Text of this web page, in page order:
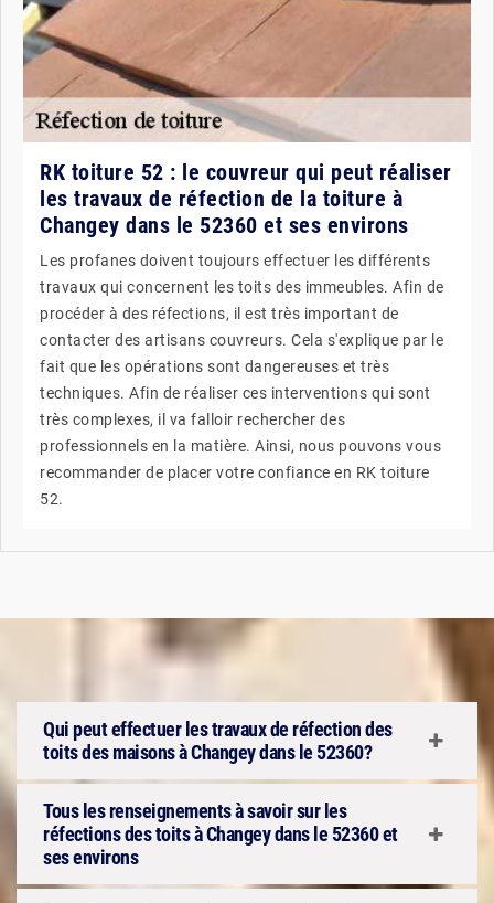
RK toiture 52 : le couvreur qui peut réaliser
les travaux de réfection de la toiture à
Changey dans le 52360 et ses environs
Les profanes doivent toujours effectuer les différents
travaux qui concernent les toits des immeubles. Afin de
procéder à des réfections, il est très important de
contacter des artisans couvreurs. Cela s'explique par le
fait que les opérations sont dangereuses et très
techniques. Afin de réaliser ces interventions qui sont
très complexes, il va falloir rechercher des
professionnels en la matière. Ainsi, nous pouvons vous
recommander de placer votre confiance en RK toiture
52.
Qui peut effectuer les travaux de réfection des
toits des maisons à Changey dans le 52360?
Tous les renseignements à savoir sur les
réfections des toits à Changey dans le 52360 et
ses environs